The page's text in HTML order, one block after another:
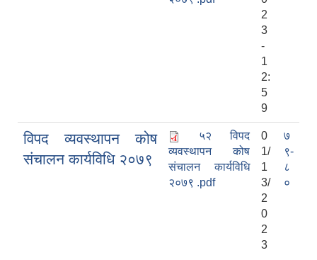
2
3
-
1
2:
5
9
विपद व्यवस्थापन कोष
संचालन कार्यविधि २०७९
५२ विपद
व्यवस्थापन कोष
संचालन कार्यविधि
२०७९ .pdf
0
1/
1
3/
2
0
2
3
७
९-
८
०